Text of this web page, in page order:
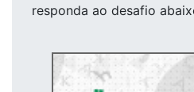
responda ao desafio